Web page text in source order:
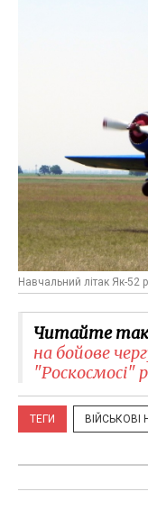
Навчальний літак Як-
Читайте
на бойове
"Роскосмосі"
ТЕГИ ВІЙСЬКОВІ